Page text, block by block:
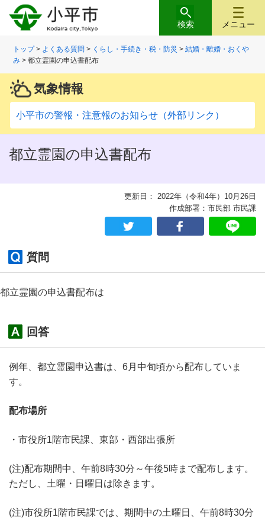
メニュー
検索
トップ> よくある質問 > くらし・手続き・税・防災 >結婚・離婚・おくや
み > 都立霊園の申込書配布
気象情報
小平市の警報・注意報のお知らせ（外部リンク）
都立霊園の申込書配布
更新日： 2022年（令和4年）10月26日
作成部署：市民部 市民課
質問
都立霊園の申込書配布は
回答
例年、都立霊園申込書は、6月中旬頃から配布していま
す。
配布場所
・市役所1階市民課、東部・西部出張所
(注)配布期間中、午前8時30分～午後5時まで配布します。
ただし、土曜・日曜日は除きます。
(注)市役所1階市民課では、期間中の土曜日、午前8時30分